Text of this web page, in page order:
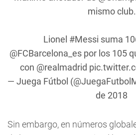
mismo club.
Lionel #Messi suma
@FCBarcelona_espor los 105
con @realmadrid
— Juega Fútbol
de 2018
Sin embargo, en números